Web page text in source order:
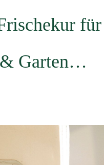
für
Garten…